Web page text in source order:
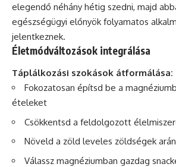
elegendő néhány hétig szedni, majd
egészségügyi előnyök folyamatos
jelentkeznek.
Életmódváltozások integrálása
Táplálkozási szokások átformálása:
Fokozatosan építsd be a
ételeket
Csökkentsd a feldolgozott
Növeld a zöld leveles zöldségek
Válassz magnéziumban gazdag